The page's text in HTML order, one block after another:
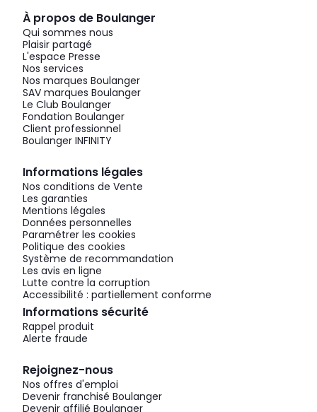
À propos de Boulanger
Qui sommes nous
Plaisir partagé
L'espace Presse
Nos services
Nos marques Boulanger
SAV marques Boulanger
Le Club Boulanger
Fondation Boulanger
Client professionnel
Boulanger INFINITY
Informations légales
Nos conditions de Vente
Les garanties
Mentions légales
Données personnelles
Paramétrer les cookies
Politique des cookies
Système de recommandation
Les avis en ligne
Lutte contre la corruption
Accessibilité : partiellement conforme
Informations sécurité
Rappel produit
Alerte fraude
Rejoignez-nous
Nos offres d'emploi
Devenir franchisé Boulanger
Devenir affilié Boulanger